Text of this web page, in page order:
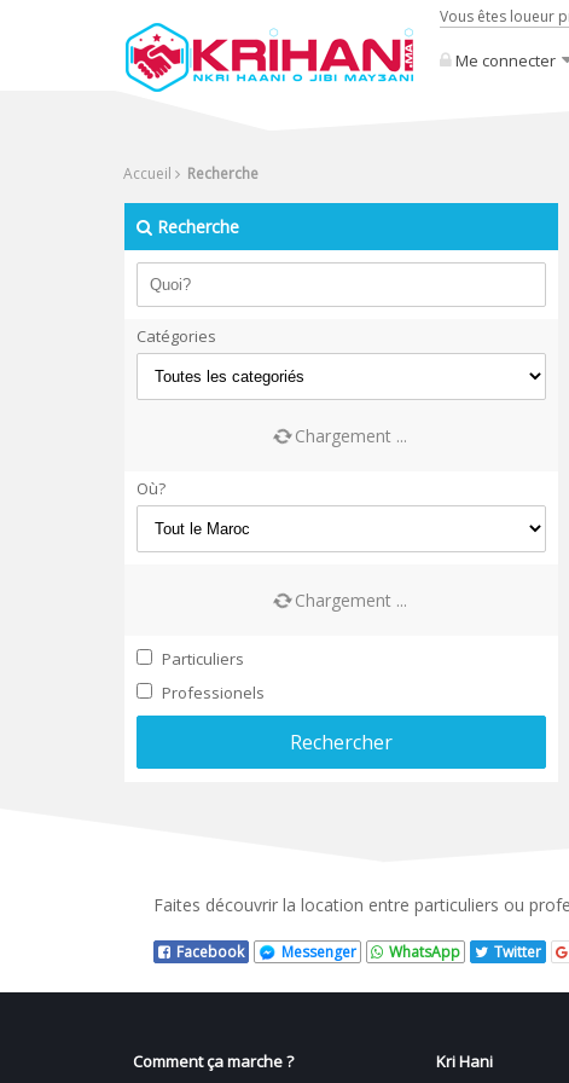
Vous êtes loueur
Me connecter
Accueil Recherche
Recherche
Catégories
Chargement ...
Où?
Chargement ...
Particuliers
Professionels
Rechercher
Faites découvrir la location entre particuliers ou
Facebook Messenger WhatsApp Twitter
Comment ça marche ? Kri Hani